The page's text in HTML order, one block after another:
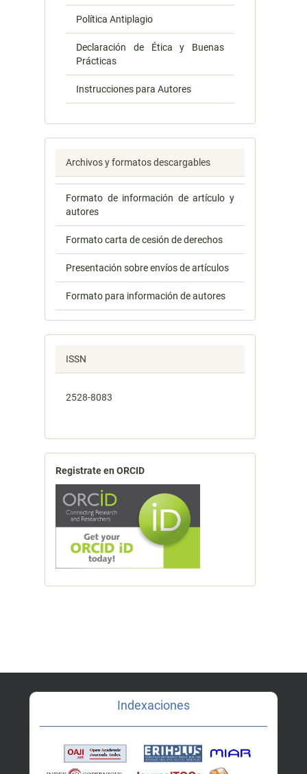
Política Antiplagio
Declaración de Ética y Buenas
Prácticas
Instrucciones para Autores
Archivos y formatos descargables
Formato de información de artículo y
autores
Formato carta de cesión de derechos
Presentación sobre envíos de artículos
Formato para información de autores
ISSN
2528-8083
Registrate en ORCID
Indexaciones